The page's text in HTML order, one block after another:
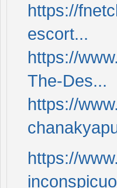
https://
escort...
https://
The-Des...
https://
https://